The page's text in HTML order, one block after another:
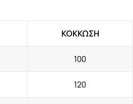
ΚΟΚΚΩΣΗ
100
120